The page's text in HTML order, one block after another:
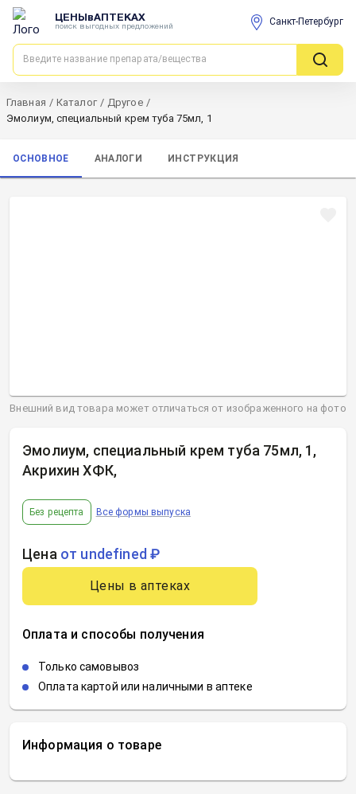
ЦЕНЫвАПТЕКАХ
поиск выгодных предложений Санкт-Петербург
Главная / Каталог / Другое /
Эмолиум, специальный крем туба 75мл, 1
ОСНОВНОЕ АНАЛОГИ ИНСТРУКЦИЯ
Информация о товаре
Эмолиум, специальный крем туба 75мл, 1,
Акрихин ХФК,
Без рецепта Все формы выпуска
Цена от undefined ₽
Цены в аптеках
Оплата и способы получения
Только самовывоз
Оплата картой или наличными в аптеке
Внешний вид товара может отличаться от изображенного на фото